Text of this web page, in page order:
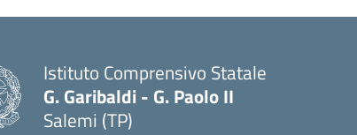
Istituto Comprensivo Statale
G. Garibaldi - G. Paolo II
Salemi (TP)